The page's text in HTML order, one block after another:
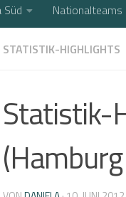
Nationalteams
STATISTIK-HIGHLIGHTS
Statistik-